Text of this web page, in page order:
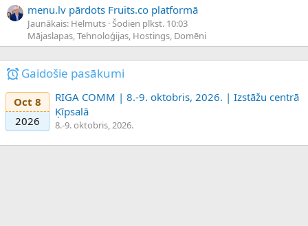
menu.lv pārdots Fruits.co platformā
Jaunākais: Helmuts Šodien plkst. 10:03
Mājaslapas, Tehnoloģijas, Hostings, Domēni
Gaidošie pasākumi
Oct 8
2026
RIGA COMM | 8.-9. oktobris, 2026. | Izstāžu centrā
Ķīpsalā
8.-9. oktobris, 2026.